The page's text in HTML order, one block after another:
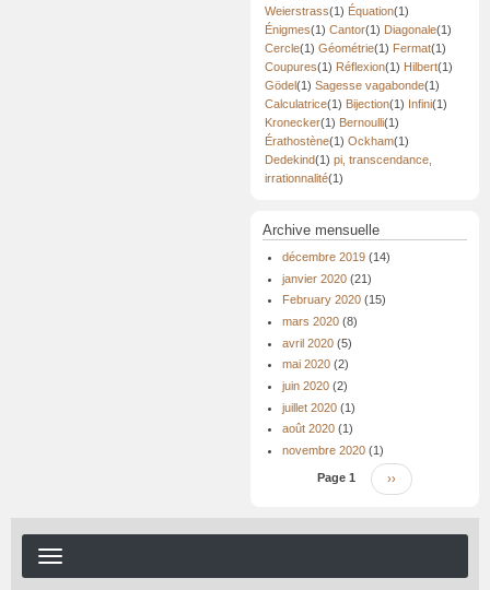
Weierstrass(1) Équation(1)
Énigmes(1) Cantor(1) Diagonale(1)
Cercle(1) Géométrie(1) Fermat(1)
Coupures(1) Réflexion(1) Hilbert(1)
Gödel(1) Sagesse vagabonde(1)
Calculatrice(1) Bijection(1) Infini(1)
Kronecker(1) Bernoulli(1)
Érathostène(1) Ockham(1)
Dedekind(1) pi, transcendance,
irrationnalité(1)
Archive mensuelle
décembre 2019 (14)
janvier 2020 (21)
February 2020 (15)
mars 2020 (8)
avril 2020 (5)
mai 2020 (2)
juin 2020 (2)
juillet 2020 (1)
août 2020 (1)
novembre 2020 (1)
PaginationPage 1
Page
suivante
››